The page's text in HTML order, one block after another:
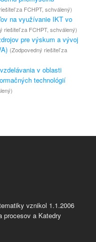
za FCHPT, schválený)
na využívanie IKT vo
riešiteľ za FCHPT, schválený)
pre výskum a vývoj
(Zodpovedný riešiteľ za
v oblasti
technológií
vznikol 1.1.2006
procesov a Katedry